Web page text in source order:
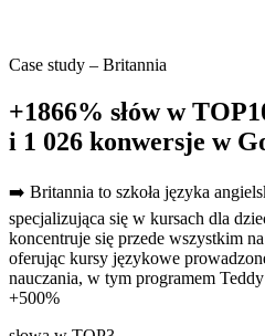
Case study – Britannia
+1866% słów w
i 1 026 konwersje w
➡️ Britannia to szkoła języka
specjalizująca się w kursach dla
koncentruje się przede wszystkim
oferując kursy językowe
nauczania, w tym programem
+500%